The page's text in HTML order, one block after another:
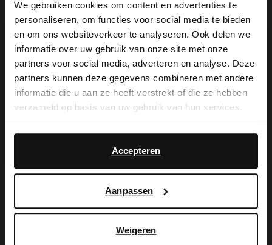
We gebruiken cookies om content en advertenties te
personaliseren, om functies voor social media te bieden
en om ons websiteverkeer te analyseren. Ook delen we
informatie over uw gebruik van onze site met onze
partners voor social media, adverteren en analyse. Deze
partners kunnen deze gegevens combineren met andere
informatie die u aan ze heeft verstrekt of die ze hebben
verzameld op basis van uw gebruik van hun services.
Accepteren
Aanpassen
Weigeren
Manfield
Braune Lederschnürschuhe
169.99
Manfield
Braune Lederschnürschuhe
129.99
×
View this website in English?
It looks like your language isn't Dutch. Would
you like to switch to English?
English